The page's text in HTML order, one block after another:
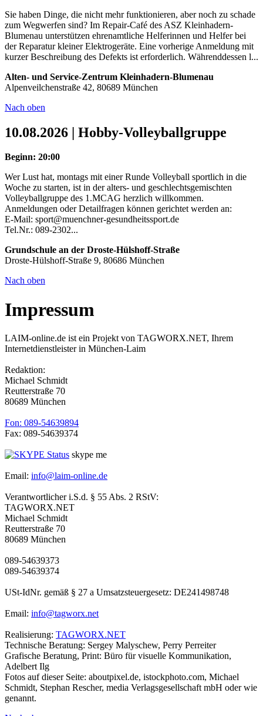
Sie haben Dinge, die nicht mehr funktionieren, aber noch zu schade
zum Wegwerfen sind? Im Repair-Café des ASZ Kleinhadern-
Blumenau unterstützen ehrenamtliche Helferinnen und Helfer bei
der Reparatur kleiner Elektrogeräte. Eine vorherige Anmeldung mit
kurzer Beschreibung des Defekts ist erforderlich. Währenddessen l...
Alten- und Service-Zentrum Kleinhadern-Blumenau
Alpenveilchenstraße 42, 80689 München
Nach oben
10.08.2026 | Hobby-Volleyballgruppe
Beginn: 20:00
Wer Lust hat, montags mit einer Runde Volleyball sportlich in die
Woche zu starten, ist in der alters- und geschlechtsgemischten
Volleyballgruppe des 1.MCAG herzlich willkommen.
Anmeldungen oder Detailfragen können gerichtet werden an:
E-Mail: sport@muenchner-gesundheitssport.de
Tel.Nr.: 089-2302...
Grundschule an der Droste-Hülshoff-Straße
Droste-Hülshoff-Straße 9, 80686 München
Nach oben
Impressum
LAIM-online.de ist ein Projekt von TAGWORX.NET, Ihrem
Internetdienstleister in München-Laim
Redaktion:
Michael Schmidt
Reutterstraße 70
80689 München
Fon: 089-54639894
Fax: 089-54639374
skype me
Email: info@laim-online.de
Verantwortlicher i.S.d. § 55 Abs. 2 RStV:
TAGWORX.NET
Michael Schmidt
Reutterstraße 70
80689 München
089-54639373
089-54639374
USt-IdNr. gemäß § 27 a Umsatzsteuergesetz: DE241498748
Email: info@tagworx.net
Realisierung: TAGWORX.NET
Technische Beratung: Sergey Malyschew, Perry Perreiter
Grafische Beratung, Print: Büro für visuelle Kommunikation,
Adelbert Ilg
Fotos auf dieser Seite: aboutpixel.de, istockphoto.com, Michael
Schmidt, Stephan Rescher, media Verlagsgesellschaft mbH oder wie
genannt.